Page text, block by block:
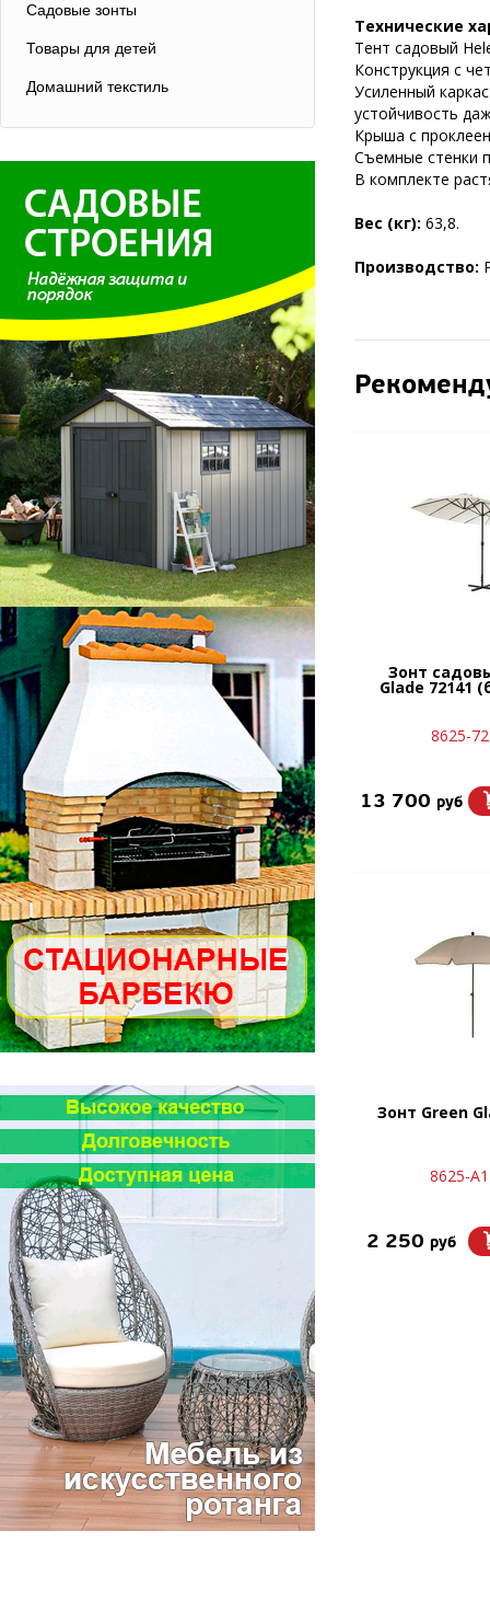
Садовые зонты
Товары для детей
Домашний текстиль
Технические
Тент садовый
Конструкция с
Усиленный
устойчивость
Крыша с
Съемные стенки
В комплекте
Вес (кг): 63,8.
Производство:
Зонт
Glade 72141
8625-
13 700 руб
Зонт Green
8625-
2 250 руб